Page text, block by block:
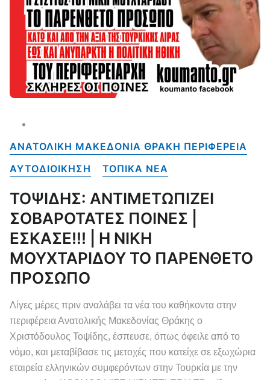
ΑΝΑΤΟΛΙΚΗ ΜΑΚΕΔΟΝΙΑ ΘΡΑΚΗ ΠΕΡΙΦΕΡΕΙΑ
ΑΥΤΟΔΙΟΙΚΗΣΗ
ΤΟΠΙΚΑ NEA
ΤΟΨΙΔΗΣ: ΑΝΤΙΜΕΤΩΠΙΖΕΙ
ΣΟΒΑΡΟΤΑΤΕΣ ΠΟΙΝΕΣ |
ΕΣΚΑΣΕ!!! | Η ΝΙΚΗ
ΜΟΥΧΤΑΡΙΔΟΥ ΤΟ ΠΑΡΕΝΘΕΤΟ
ΠΡΟΣΩΠΟ
Λίγες μέρες πριν αναλάβει τα νέα του καθήκοντα στην
περιφέρεια Ανατολικής Μακεδονίας Θράκης ο
Χριστόδουλος Τοψίδης, έσπευσε, όπως όφειλε από το
νόμο, και μεταβίβασε τις μετοχές που κατείχε σε εξωχώρια
εταιρεία ελληνικών συμφερόντων στην Τουρκία με την